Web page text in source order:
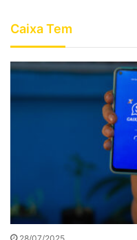
Caixa Tem